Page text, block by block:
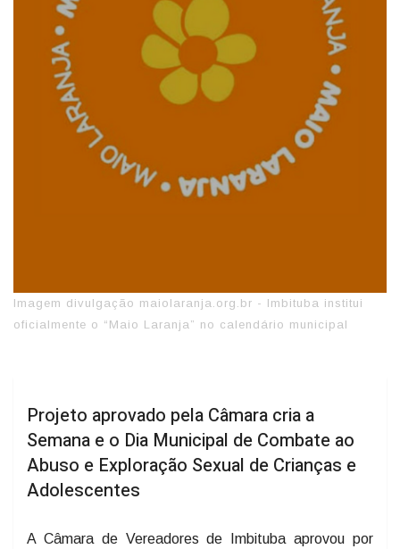
Imagem divulgação maiolaranja.org.br - Imbituba institui
oficialmente o “Maio Laranja” no calendário municipal
Projeto aprovado pela Câmara cria a
Semana e o Dia Municipal de Combate ao
Abuso e Exploração Sexual de Crianças e
Adolescentes
A Câmara de Vereadores de Imbituba aprovou por